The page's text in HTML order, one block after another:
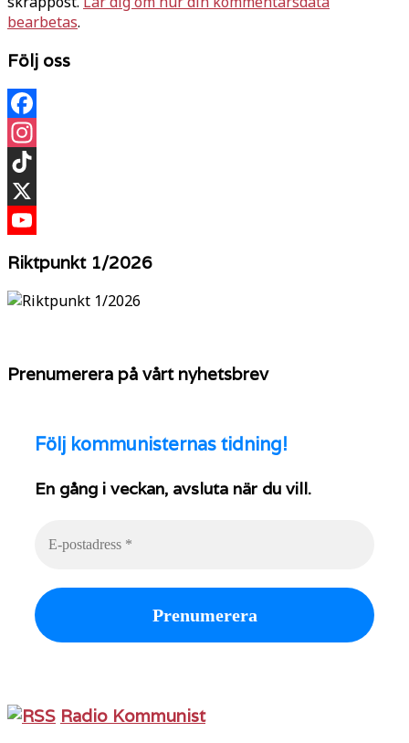
bearbetas.
Följ oss
Facebook
Instagram
TikTok
X
Riktpunkt 1/2026
Prenumerera på vårt nyhetsbrev
Följ kommunisternas tidning!
En gång i veckan, avsluta när du vill.
Radio Kommunist